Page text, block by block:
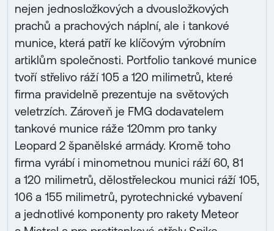
nejen jednosložkových a dvousložkových
prachů a prachových náplní, ale i tankové
munice, která patří ke klíčovým výrobním
artiklům společnosti. Portfolio tankové munice
tvoří střelivo ráží 105 a 120 milimetrů, které
firma pravidelně prezentuje na světových
veletrzích. Zároveň je FMG dodavatelem
tankové munice ráže 120mm pro tanky
Leopard 2 španělské armády. Kromě toho
firma vyrábí i minometnou munici ráží 60, 81
a 120 milimetrů, dělostřeleckou munici ráží 105,
106 a 155 milimetrů, pyrotechnické vybavení
a jednotlivé komponenty pro rakety Meteor